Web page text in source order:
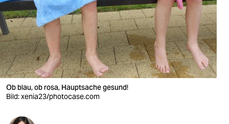
berlin
nord
wahrheit
verlag
verlag
veranstaltungen
Ob blau, ob rosa, Hauptsache gesund!
Bild: xenia23/photocase.com